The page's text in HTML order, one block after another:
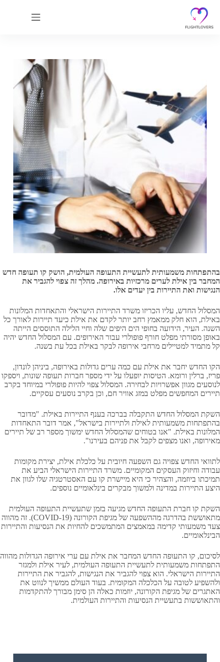
בהתפתחות משמעותית לתעשיית התעופה העולמית, הושק קו תעופה חדש
המחבר בין אילת לערים מרכזיות באירופה. מהלך זה צפוי להגביר את
הנגישות ואת התיירות בין יעדים אלו.
המסלול החדש, עליו הכריזו משרד התיירות הישראלי והתאחדות המלונות
באילת, הוא חלק ממאמץ רחב יותר לקדם את אילת כיעד תיירות לאורך כל
השנה. העיר, הידועה בחופי הים היפים שלה וחיי הלילה התוססים הייתה
באופן מסורתי מפלט חורף פופולרי עבור האירופים. עם המסלול החדש יהיה
קל מתמיד למטיילים מרחבי אירופה לבקר באילת בכל עת בשנה.
הקו החדש יחבר את אילת עם כמה ערים גדולות באירופה, ביניהן לונדון,
פריז, ברלין ורומא. הטיסות יופעלו על ידי מספר חברות תעופה שונות, ויספקו
לנוסעים מגוון אפשרויות לבחירה. המסלול צפוי להיות פופולרי במיוחד בקרב
תיירים המחפשים מפלט במזג אוויר חם, וכן בקרב נוסעים עסקיים.
השקת המסלול החדש התקבלה בברכה בענף התיירות באילת. "מדובר
בהתפתחות משמעותית לאילת ולתיירות בישראל", אמר דובר התאחדות
המלונות באילת. "אנו בטוחים שהמסלול החדש ימשוך מספר רב של תיירים
מאירופה, ואנו מצפים לקבל את פניהם בעירנו".
לתוואי החדש צפויה גם השפעה חיובית על כלכלת אילת, יצירת מקומות
עבודה וחיזוק העסקים המקומיים. משרד התיירות הישראלי הביע את
תמיכתו ביוזמה, והצהיר כי היא מיישרת קו עם האסטרטגיה שלו לגוון את
היצע התיירות במדינה ולמשוך מבקרים בינלאומיים נוספים.
השקת קו חברת התעופה החדש מגיעה בזמן שתעשיית התעופה העולמית
מתאוששת בהדרגה מההשפעה של מגיפת הקורונה (COVID-19). זה מהווה
צעד משמעותי קדימה במאמצים המתמשכים להחיות את הנסיעות והתיירות
הבינלאומיים.
לסיכום, קו התעופה החדש המחבר את אילת עם ערי אירופה הגדולות מהווה
התפתחות משמעותית לתעשיית התעופה העולמית, לעיר אילת ולמגזר
התיירות הישראלי. הוא צפוי להגביר את הנגישות, להגביר את התיירות
ולהשפיע לטובה על הכלכלה המקומית. בעוד העולם ממשיך לנווט את
האתגרים של מגיפת הקורונה, יוזמות כאלה הן סימן מבורך להתקדמות
והתאוששות בתעשיית הנסיעות והתיירות העולמית.